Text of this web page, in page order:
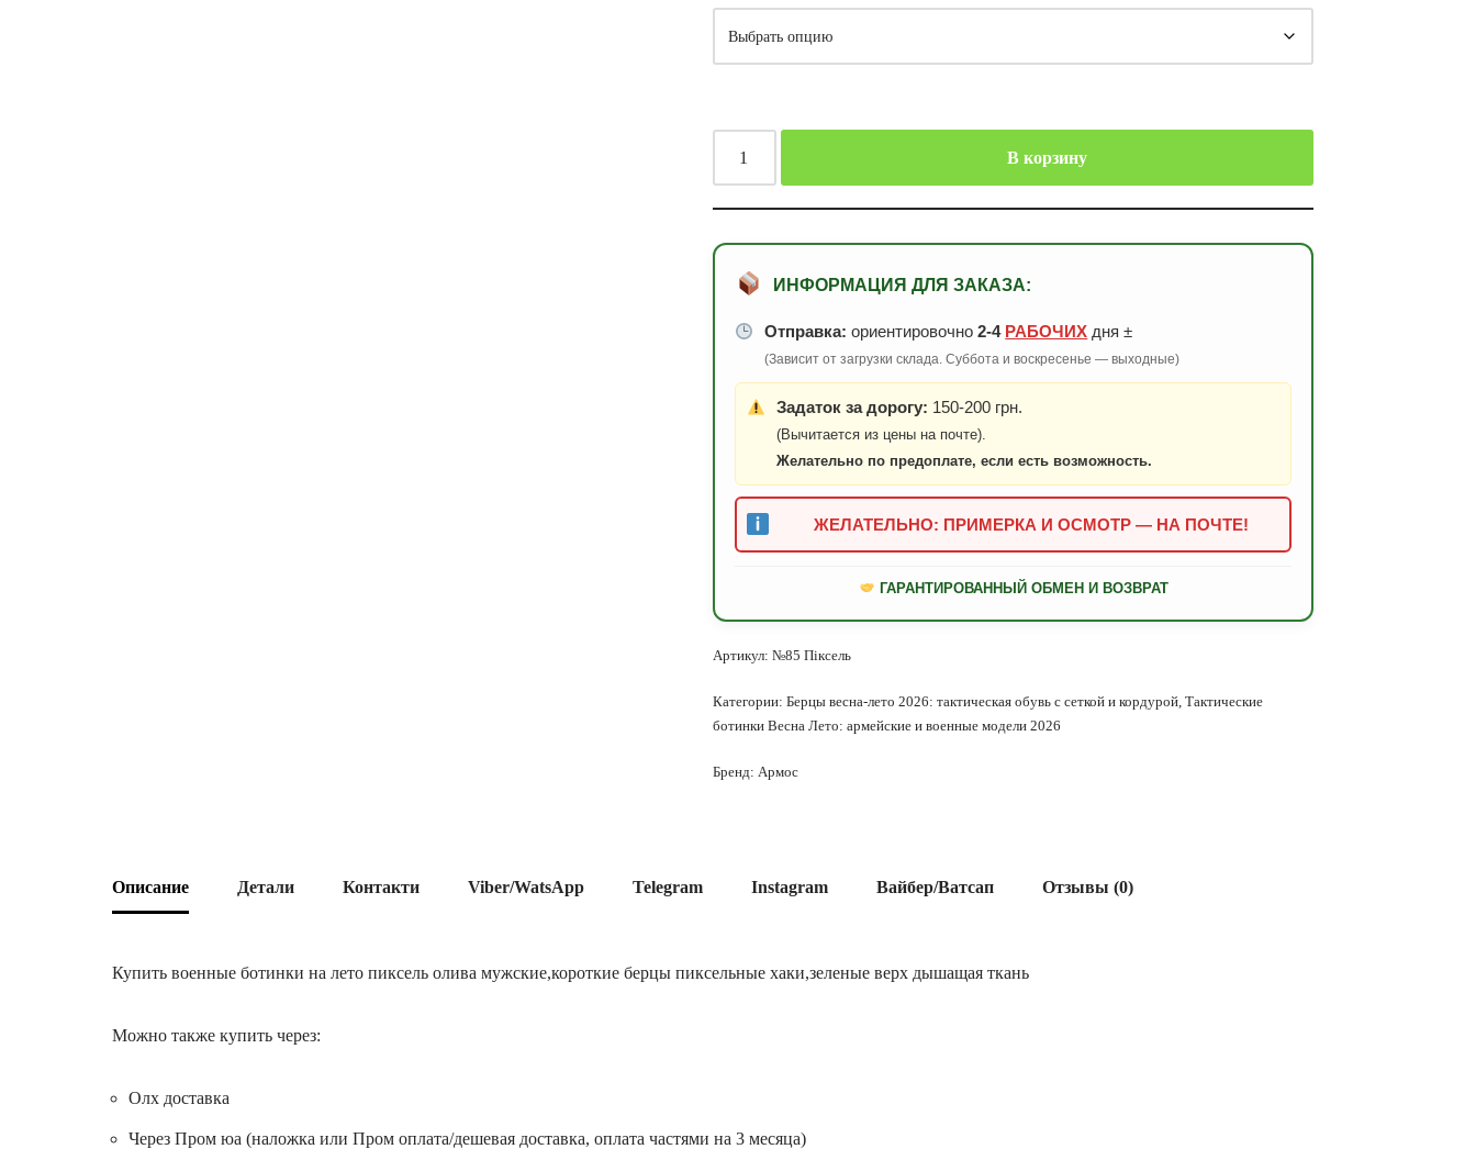
В корзину
ИНФОРМАЦИЯ ДЛЯ ЗАКАЗА:
Отправка: ориентировочно2-4 РАБОЧИХ дня ±
(Зависит от загрузки склада. Суббота и воскресенье — выходные)
Задаток за дорогу: 150-200 грн.
(Вычитается из цены на почте).
Желательно по предоплате, если есть возможность.
ЖЕЛАТЕЛЬНО: ПРИМЕРКА И ОСМОТР — НА ПОЧТЕ!
ГАРАНТИРОВАННЫЙ ОБМЕН И ВОЗВРАТ
Артикул:№85 Піксель
Категории:Берцы весна-лето 2026: тактическая обувь с сеткой и кордурой,Тактические
ботинки Весна Лето: армейские и военные модели 2026
Бренд:Армос
Описание Детали Контакти Viber/WatsApp Telegram Instagram Вайбер/Ватсап Отзывы (0)
Купить военные ботинки на лето пиксель олива мужские,короткие берцы пиксельные хаки,зеленые верх дышащая ткань
Можно также купить через:
Олх доставка
Через Пром юа (наложка или Пром оплата/дешевая доставка, оплата частями на 3 месяца)